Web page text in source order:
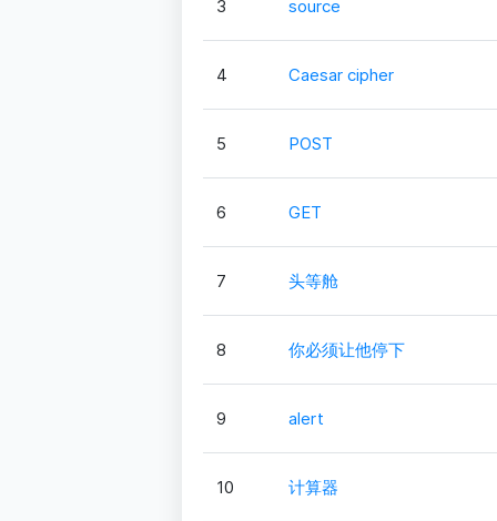
3 source
4 Caesar cipher
5 POST
6 GET
7 头等舱
8 你必须让他停下
9 alert
10 计算器